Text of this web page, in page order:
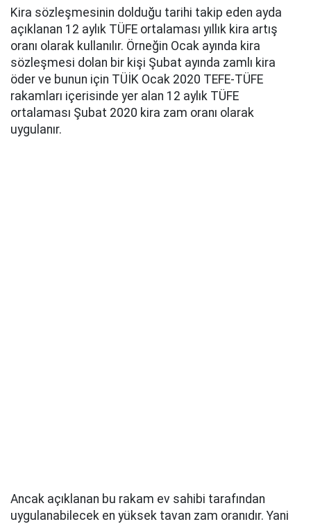
Kira sözleşmesinin dolduğu tarihi takip eden ayda
açıklanan 12 aylık TÜFE ortalaması yıllık kira artış
oranı olarak kullanılır. Örneğin Ocak ayında kira
sözleşmesi dolan bir kişi Şubat ayında zamlı kira
öder ve bunun için TÜİK Ocak 2020 TEFE-TÜFE
rakamları içerisinde yer alan 12 aylık TÜFE
ortalaması Şubat 2020 kira zam oranı olarak
uygulanır.
Ancak açıklanan bu rakam ev sahibi tarafından
uygulanabilecek en yüksek tavan zam oranıdır. Yani